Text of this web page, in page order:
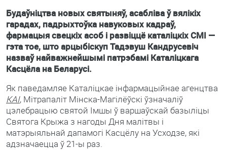
Будаўніцтва новых святыняў, асабліва ў вялікіх
гарадах, падрыхтоўка навуковых кадраў,
фармацыя свецкіх асоб і развіццё каталіцкіх СМІ —
гэта тое, што арцыбіскуп Тадэвуш Кандрусевіч
назваў найважнейшымі патрэбамі Каталіцкага
Касцёла на Беларусі.
Як паведамляе Каталіцкае інфармацыйнае агенцтва
КАІ, Мітрапаліт Мінска-Магілёўскі ўзначаліў
цэлебрацыю святой Імшы ў варшаўскай базыліцы
Святога Крыжа з нагоды Дня малітвы і
матэрыяльнай дапамогі Касцёлу на Усходзе, які
адзначаецца ў 21-ы раз.